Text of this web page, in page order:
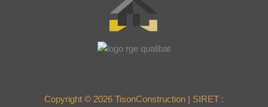
Copyright © 2026 TisonConstruction | SIRET :